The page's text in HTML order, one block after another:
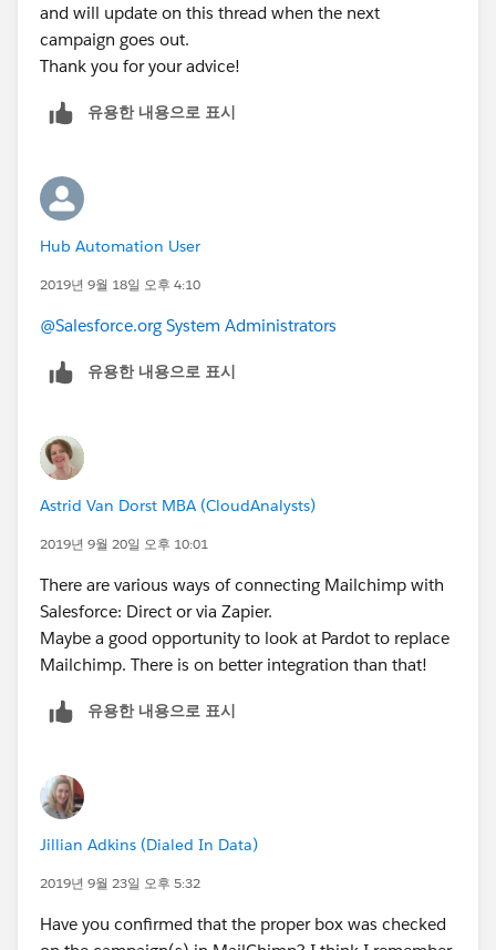
and will update on this thread when the next
campaign goes out.
Thank you for your advice!
유용한 내용으로 표시
Hub Automation User
2019년 9월 18일 오후 4:10
@Salesforce.org System Administrators
유용한 내용으로 표시
Astrid Van Dorst MBA (CloudAnalysts)
2019년 9월 20일 오후 10:01
There are various ways of connecting Mailchimp with
Salesforce: Direct or via Zapier.
Maybe a good opportunity to look at Pardot to replace
Mailchimp. There is on better integration than that!
유용한 내용으로 표시
Jillian Adkins (Dialed In Data)
2019년 9월 23일 오후 5:32
Have you confirmed that the proper box was checked